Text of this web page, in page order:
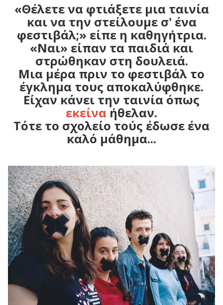
«Θέλετε να φτιάξετε μια ταινία
και να την στείλουμε σ' ένα
φεστιβάλ;» είπε η καθηγήτρια.
«Ναι» είπαν τα παιδιά και
στρώθηκαν στη δουλειά.
Μια μέρα πριν το φεστιβάλ το
έγκλημα τους αποκαλύφθηκε.
Είχαν κάνει την ταινία όπως
εκείνα ήθελαν.
Τότε το σχολείο τούς έδωσε ένα
καλό μάθημα...